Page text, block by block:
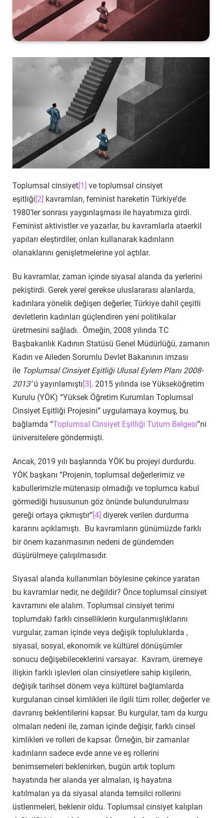
Toplumsal cinsiyet[1] ve toplumsal cinsiyet
eşitliği[2] kavramları, feminist hareketin Türkiye’de
1980’ler sonrası yaygınlaşması ile hayatımıza girdi.
Feminist aktivistler ve yazarlar, bu kavramlarla ataerkil
yapıları eleştirdiler, onları kullanarak kadınların
olanaklarını genişletmelerine yol açtılar.
Bu kavramlar, zaman içinde siyasal alanda da yerlerini
pekiştirdi. Gerek yerel gerekse uluslararası alanlarda,
kadınlara yönelik değişen değerler, Türkiye dahil çeşitli
devletlerin kadınları güçlendiren yeni politikalar
üretmesini sağladı. Örneğin, 2008 yılında TC
Başbakanlık Kadının Statüsü Genel Müdürlüğü, zamanın
Kadın ve Aileden Sorumlu Devlet Bakanının imzası
ile Toplumsal Cinsiyet Eşitliği Ulusal Eylem Planı 2008-
2013’ü yayınlamıştı[3]. 2015 yılında ise Yükseköğretim
Kurulu (YÖK) “Yüksek Öğretim Kurumları Toplumsal
Cinsiyet Eşitliği Projesini” uygulamaya koymuş, bu
bağlamda “Toplumsal Cinsiyet Eşitliği Tutum Belgesi”ni
üniversitelere göndermişti.
Ancak, 2019 yılı başlarında YÖK bu projeyi durdurdu.
YÖK başkanı “Projenin, toplumsal değerlerimiz ve
kabullerimizle mütenasip olmadığı ve toplumca kabul
görmediği hususunun göz önünde bulundurulması
gereği ortaya çıkmıştır”[4] diyerek verilen durdurma
kararını açıklamıştı. Bu kavramların günümüzde farklı
bir önem kazanmasının nedeni de gündemden
düşürülmeye çalışılmasıdır.
Siyasal alanda kullanımları böylesine çekince yaratan
bu kavramlar nedir, ne değildir? Önce toplumsal cinsiyet
kavramını ele alalım. Toplumsal cinsiyet terimi
toplumdaki farklı cinselliklerin kurgulanmışlıklarını
vurgular, zaman içinde veya değişik topluluklarda ,
siyasal, sosyal, ekonomik ve kültürel dönüşümler
sonucu değişebileceklerini varsayar. Kavram, üremeye
ilişkin farklı işlevleri olan cinsiyetlere sahip kişilerin,
değişik tarihsel dönem veya kültürel bağlamlarda
kurgulanan cinsel kimlikleri ile ilgili tüm roller, değerler ve
davranış beklentilerini kapsar. Bu kurgular, tam da kurgu
olmaları nedeni ile, zaman içinde değişir, farklı cinsel
kimlikleri ve rolleri de kapsar. Örneğin, bir zamanlar
kadınların sadece evde anne ve eş rollerini
benimsemeleri beklenirken, bugün artık toplum
hayatında her alanda yer almaları, iş hayatına
katılmaları ya da siyasal alanda temsilci rollerini
üstlenmeleri, beklenir oldu. Toplumsal cinsiyet kalıpları